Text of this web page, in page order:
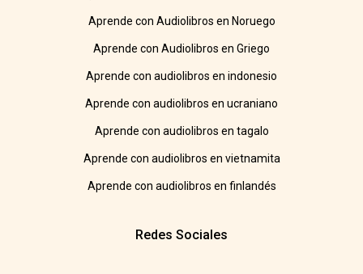
Aprende con Audiolibros en Noruego
Aprende con Audiolibros en Griego
Aprende con audiolibros en indonesio
Aprende con audiolibros en ucraniano
Aprende con audiolibros en tagalo
Aprende con audiolibros en vietnamita
Aprende con audiolibros en finlandés
Redes Sociales